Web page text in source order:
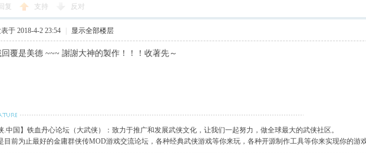
回复 支持 反对
于 2018-4-2 23:54 显示全部楼层
回覆是美德 ~~~ 謝謝大神的製作！！！收著先～
.中国】铁血丹心论坛（大武侠）：致力于推广和发展武侠文化，让我们一起努力，做全球最大的武侠社区。
目前为止最好的金庸群侠传MOD游戏交流论坛，各种经典武侠游戏等你来玩，各种开源制作工具等你来实现你的游戏